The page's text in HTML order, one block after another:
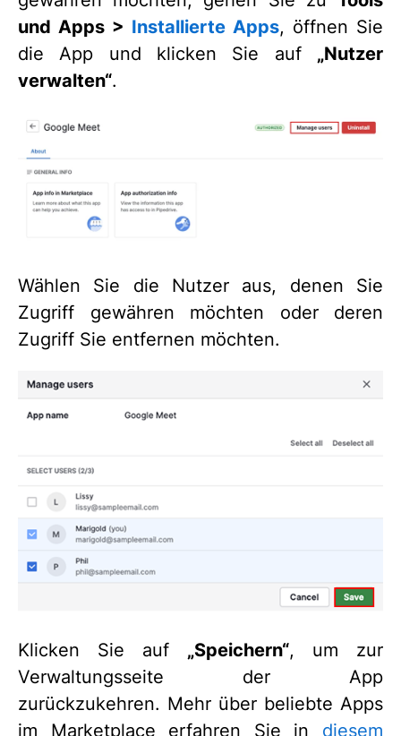
und Apps > Installierte Apps, öffnen Sie
die App und klicken Sie auf „Nutzer
verwalten“.
Wählen Sie die Nutzer aus, denen Sie
Zugriff gewähren möchten oder deren
Zugriff Sie entfernen möchten.
Klicken Sie auf „Speichern“, um zur
Verwaltungsseite der App
zurückzukehren. Mehr über beliebte Apps
im Marketplace erfahren Sie in diesem